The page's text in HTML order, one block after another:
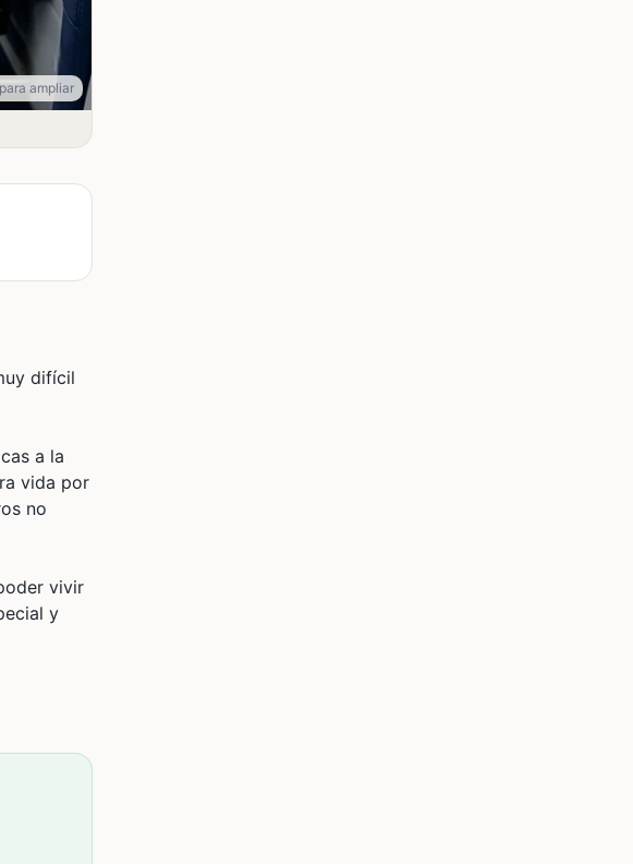
ampliar
difícil
a la
vida por
no
vivir
y